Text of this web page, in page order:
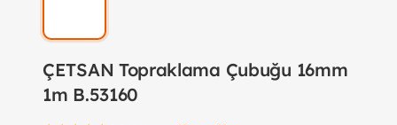
ÇETSAN Topraklama Çubuğu 16mm
1m B.53160